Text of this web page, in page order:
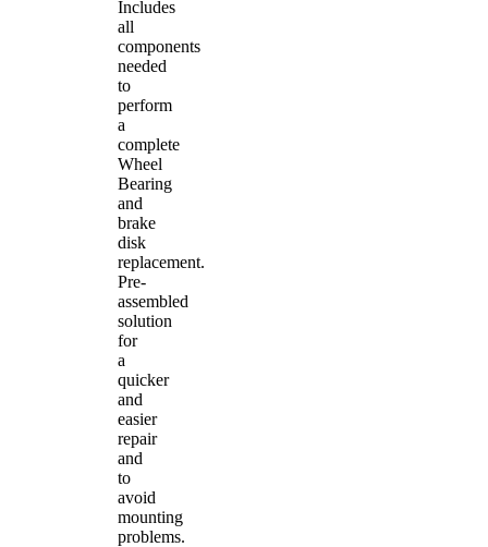
Includes
all
components
needed
to
perform
a
complete
Wheel
Bearing
and
brake
disk
replacement.
Pre-
assembled
solution
for
a
quicker
and
easier
repair
and
to
avoid
mounting
problems.